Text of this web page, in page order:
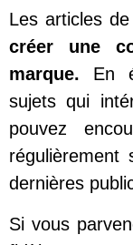
Les articles
créer une
marque. En
sujets qui
pouvez
dernières
Si vous